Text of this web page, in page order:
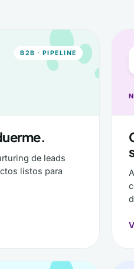
B2B · PIPELINE
de leads
listos para